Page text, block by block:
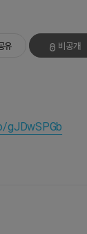
유 비공개
gJDwSPGb